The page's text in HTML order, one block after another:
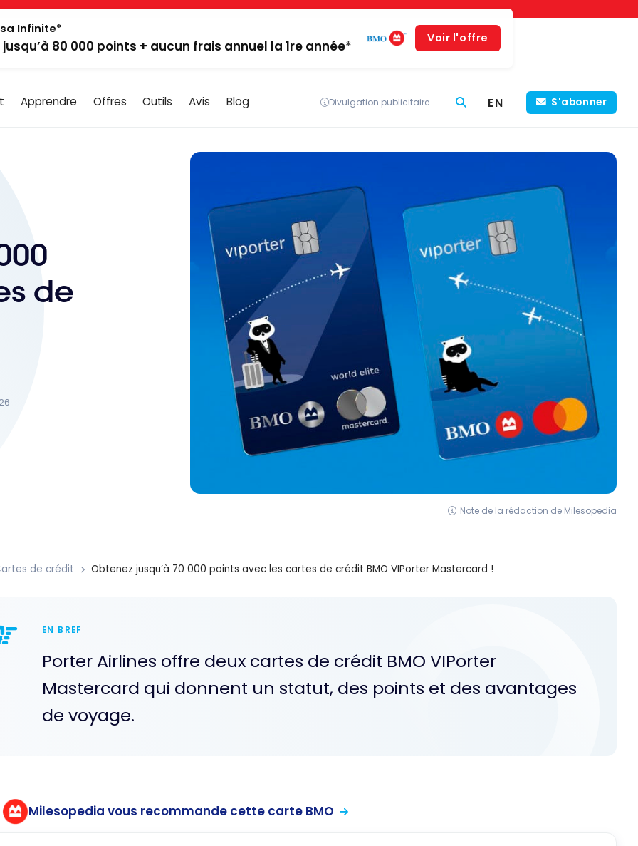
Infinite*
80 000 points + aucun frais annuel la 1re année*
Voir l'offre
Apprendre Offres Outils Avis Blog Divulgation publicitaire EN S'abonner
de
Note de la rédaction de Milesopedia
de crédit Obtenez jusqu’à 70 000 points avec les cartes de crédit BMO VIPorter Mastercard !
EN BREF
Porter Airlines offre deux cartes de crédit BMO VIPorter
Mastercard qui donnent un statut, des points et des avantages
de voyage.
Milesopedia vous recommande cette carte BMO